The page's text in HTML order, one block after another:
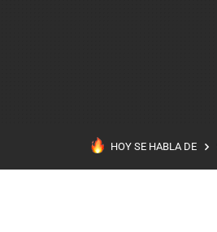
HOY SE HABLA DE